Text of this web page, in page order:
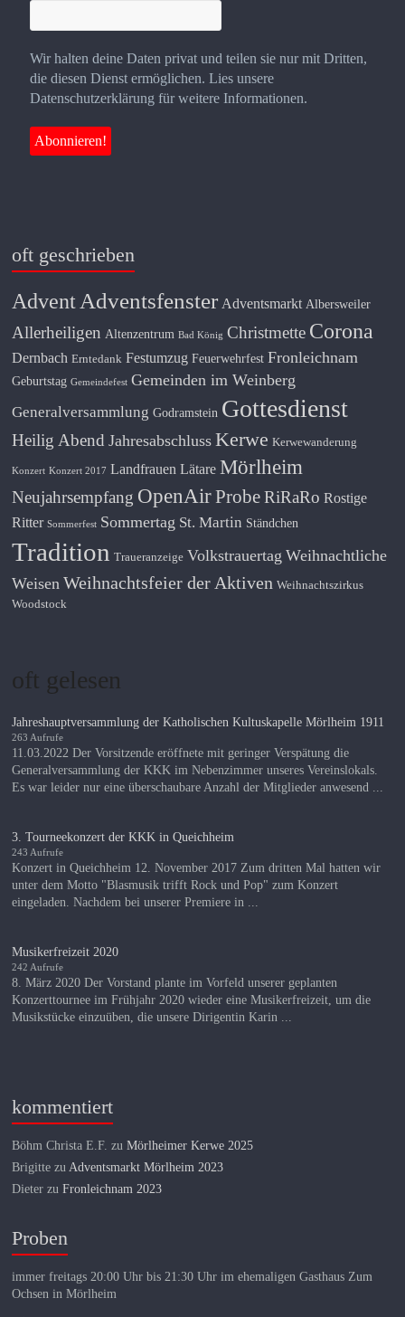
Wir halten deine Daten privat und teilen sie nur mit Dritten,
die diesen Dienst ermöglichen. Lies unsere
Datenschutzerklärung für weitere Informationen.
oft geschrieben
Advent Adventsfenster Adventsmarkt Albersweiler
Allerheiligen Altenzentrum Bad König Christmette Corona
Dernbach Erntedank Festumzug Feuerwehrfest Fronleichnam
Geburtstag Gemeindefest Gemeinden im Weinberg
Generalversammlung Godramstein Gottesdienst
Heilig Abend Jahresabschluss Kerwe Kerwewanderung
Konzert Konzert 2017 Landfrauen Lätare Mörlheim
Neujahrsempfang OpenAirProbe RiRaRo Rostige
Ritter Sommerfest Sommertag St. Martin Ständchen
Tradition Traueranzeige Volkstrauertag Weihnachtliche
Weisen Weihnachtsfeier der Aktiven Weihnachtszirkus
Woodstock
oft gelesen
Jahreshauptversammlung der Katholischen Kultuskapelle Mörlheim 1911
263 Aufrufe
11.03.2022 Der Vorsitzende eröffnete mit geringer Verspätung die
Generalversammlung der KKK im Nebenzimmer unseres Vereinslokals.
Es war leider nur eine überschaubare Anzahl der Mitglieder anwesend ...
3. Tourneekonzert der KKK in Queichheim
243 Aufrufe
Konzert in Queichheim 12. November 2017 Zum dritten Mal hatten wir
unter dem Motto "Blasmusik trifft Rock und Pop" zum Konzert
eingeladen. Nachdem bei unserer Premiere in ...
Musikerfreizeit 2020
242 Aufrufe
8. März 2020 Der Vorstand plante im Vorfeld unserer geplanten
Konzerttournee im Frühjahr 2020 wieder eine Musikerfreizeit, um die
Musikstücke einzuüben, die unsere Dirigentin Karin ...
kommentiert
Böhm Christa E.F. zuMörlheimer Kerwe 2025
Brigitte zuAdventsmarkt Mörlheim 2023
Dieter zuFronleichnam 2023
Proben
immer freitags 20:00 Uhr bis 21:30 Uhr im ehemaligen Gasthaus Zum
Ochsen in Mörlheim